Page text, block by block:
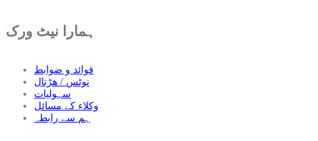
ہمارا نیٹ ورک
قوائد و ضوابط
نوٹس / ھڑتال
سہولیات
وکلاء کے مسائل
ہم سے رابطہ